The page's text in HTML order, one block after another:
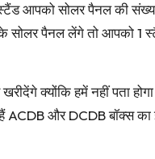
आपको सोलर पैनल की
पैनल लेंगे तो आपको 1
क्योंकि हमें नहीं पता
हैं ACDB और DCDB बॉक्स